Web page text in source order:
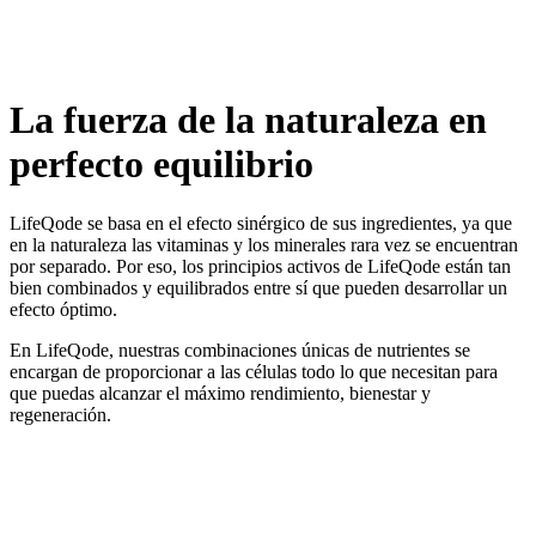
La fuerza de la naturaleza en
perfecto equilibrio
LifeQode se basa en el efecto sinérgico de sus ingredientes, ya que
en la naturaleza las vitaminas y los minerales rara vez se encuentran
por separado. Por eso, los principios activos de LifeQode están tan
bien combinados y equilibrados entre sí que pueden desarrollar un
efecto óptimo.
En LifeQode, nuestras combinaciones únicas de nutrientes se
encargan de proporcionar a las células todo lo que necesitan para
que puedas alcanzar el máximo rendimiento, bienestar y
regeneración.